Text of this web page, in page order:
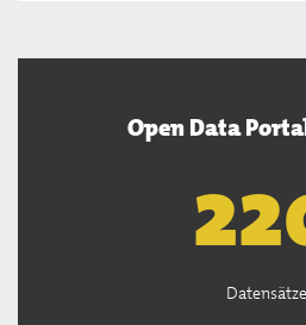
Open Data
Datensätze